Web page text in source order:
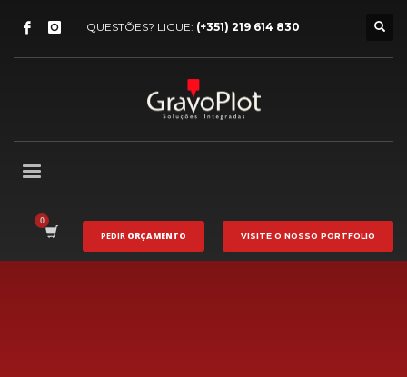
QUESTÕES? LIGUE: (+351) 219 614 830
PEDIR ORÇAMENTO VISITE O NOSSO PORTFOLIO